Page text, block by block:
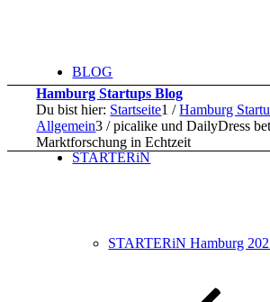
BLOG
STARTERiN
STARTERiN Hamburg
Hamburg Startups Blog
Du bist hier: Startseite1 / Hamburg
Allgemein3 / picalike und DailyDress
Marktforschung in Echtzeit